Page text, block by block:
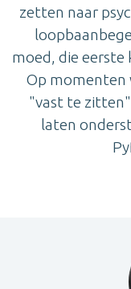
zetten naar
moed, die eerste
Op momenten
"vast te
laten